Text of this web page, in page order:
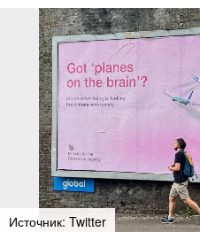
Источник: Twitter